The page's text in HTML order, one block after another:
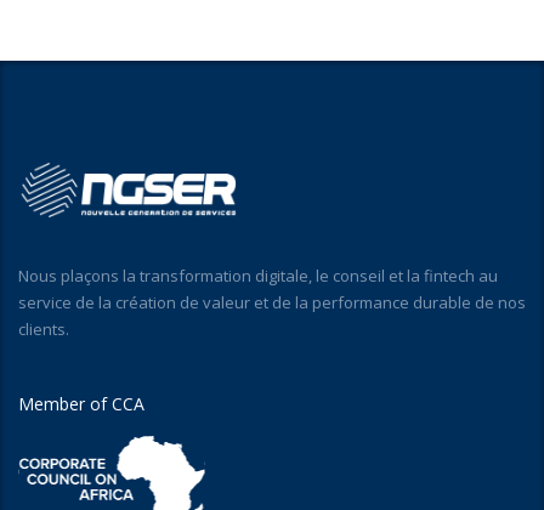
Nous plaçons la transformation digitale, le conseil et la fintech au
service de la création de valeur et de la performance durable de nos
clients.
Member of CCA